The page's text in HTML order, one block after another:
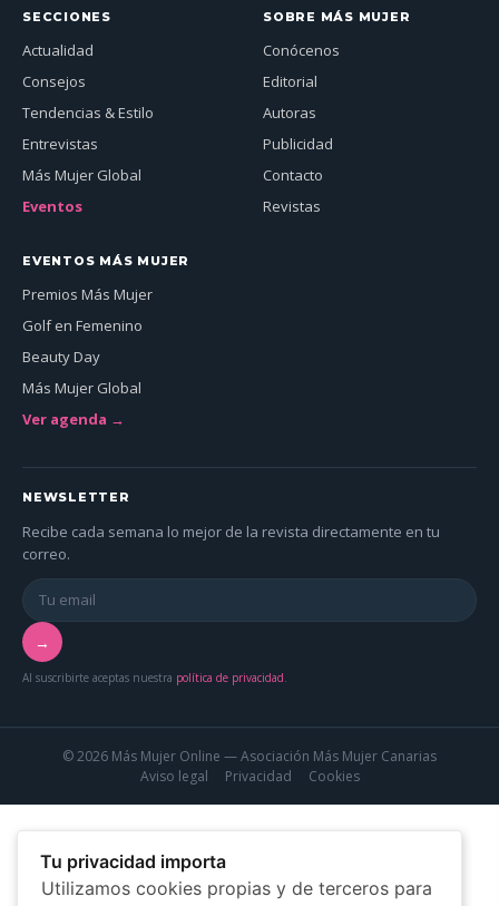
SECCIONES
Actualidad
Consejos
Tendencias & Estilo
Entrevistas
Más Mujer Global
Eventos
SOBRE MÁS MUJER
Conócenos
Editorial
Autoras
Publicidad
Contacto
Revistas
EVENTOS MÁS MUJER
Premios Más Mujer
Golf en Femenino
Beauty Day
Más Mujer Global
Ver agenda →
NEWSLETTER
Recibe cada semana lo mejor de la revista directamente en tu
correo.
→
Al suscribirte aceptas nuestra política de privacidad.
© 2026 Más Mujer Online — Asociación Más Mujer Canarias
Aviso legal
Privacidad Cookies
Tu privacidad importa
Utilizamos cookies propias y de terceros para